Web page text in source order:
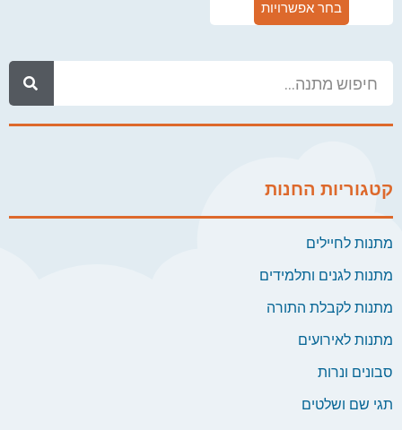
קטגוריות החנות
מתנות לחיילים
מתנות לגנים ותלמידים
מתנות לקבלת התורה
מתנות לאירועים
סבונים ונרות
תגי שם ושלטים
בחר אפשרויות